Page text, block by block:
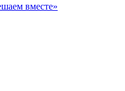
вместе»